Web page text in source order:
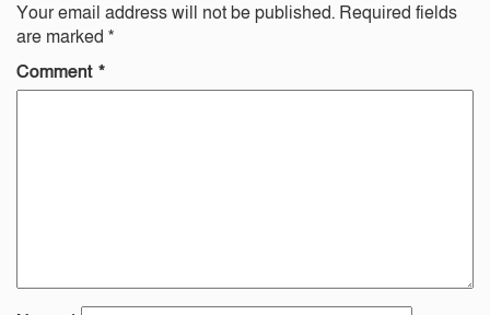
Your email address will not be published. Required fields
are marked *
Comment *